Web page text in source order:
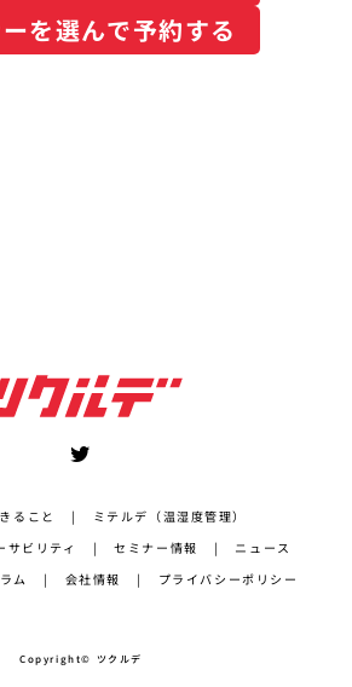
を選んで予約する
ること
ミテルデ（温湿度管理）
サビリティ
セミナー情報
ニュース
ム
会社情報 プライバシーポリシー
Copyright© ツクルデ